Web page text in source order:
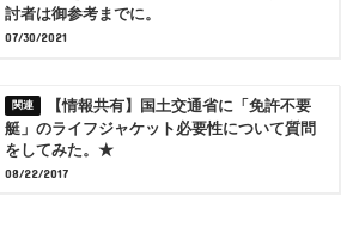
討者は御参考までに。
07/30/2021
【情報共有】国土交通省に「免許不要
艇」のライフジャケット必要性について質問
をしてみた。★
08/22/2017